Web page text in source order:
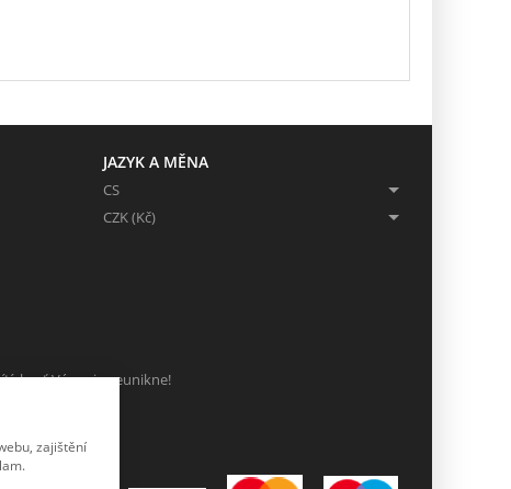
JAZYK A MĚNA
CS
CZK (Kč)
ať Vám nic neunikne!
zajištění